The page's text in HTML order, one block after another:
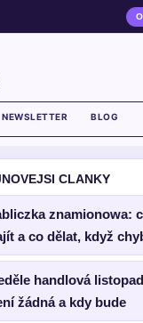
NEWSLETTER BLOG
CLANKY
znamionowa:
a co dělat, když
handlová
žádná a kdy bude